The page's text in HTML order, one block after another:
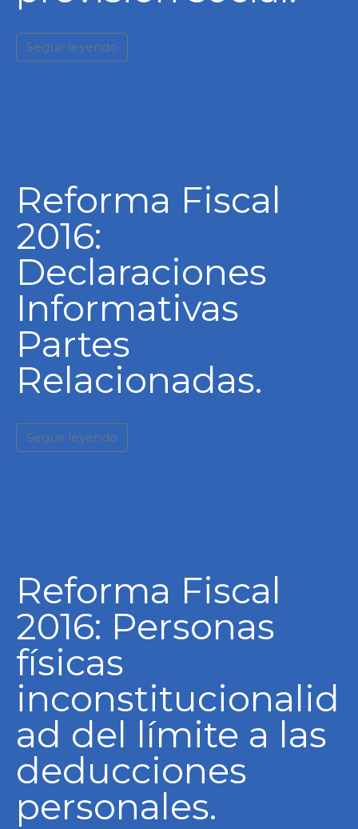
Seguir leyendo
Reforma Fiscal
2016:
Declaraciones
Informativas
Partes
Relacionadas.
Seguir leyendo
Reforma Fiscal
2016: Personas
físicas
inconstitucionalid
ad del límite a las
deducciones
personales.